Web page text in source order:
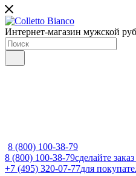
Интернет-магазин мужской
8 (800) 100-38-79
8 (800) 100-38-79сделайте
+7 (495) 320-07-77для